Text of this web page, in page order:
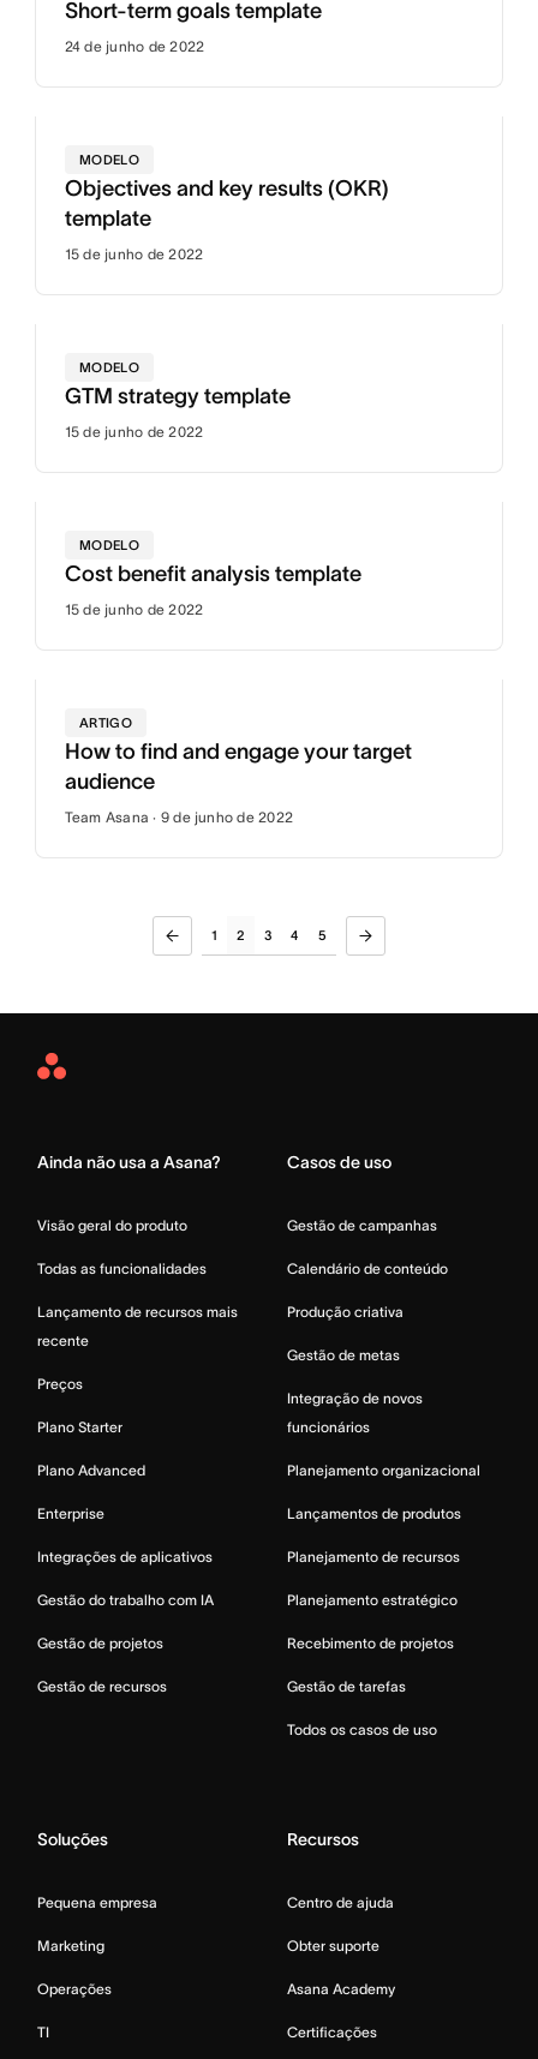
Short-term goals template
24 de junho de 2022
MODELO
Objectives and key results (OKR)
template
15 de junho de 2022
MODELO
GTM strategy template
15 de junho de 2022
MODELO
Cost benefit analysis template
15 de junho de 2022
ARTIGO
How to find and engage your target
audience
Team Asana · 9 de junho de 2022
1 2 3 4 5
Asana
Ainda não usa a Asana?
Visão geral do produto
Todas as funcionalidades
Lançamento de recursos mais
recente
Preços
Plano Starter
Plano Advanced
Enterprise
Integrações de aplicativos
Gestão do trabalho com IA
Gestão de projetos
Gestão de recursos
Casos de uso
Gestão de campanhas
Calendário de conteúdo
Produção criativa
Gestão de metas
Integração de novos
funcionários
Planejamento organizacional
Lançamentos de produtos
Planejamento de recursos
Planejamento estratégico
Recebimento de projetos
Gestão de tarefas
Todos os casos de uso
Soluções
Pequena empresa
Marketing
Operações
TI
Recursos
Centro de ajuda
Obter suporte
Asana Academy
Certificações